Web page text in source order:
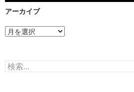
アーカイブ
ア
ー
ブ
検
索: